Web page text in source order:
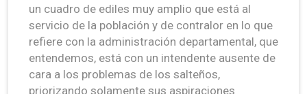
un cuadro de ediles muy amplio que está al
servicio de la población y de contralor en lo que
refiere con la administración departamental, que
entendemos, está con un intendente ausente de
cara a los problemas de los salteños,
priorizando solamente sus aspiraciones